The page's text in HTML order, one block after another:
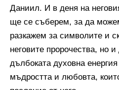
Даниил. И в деня на
ще се съберем, за да
разкажем за символите и
неговите пророчества, но
дълбоката духовна
мъдростта и любовта,